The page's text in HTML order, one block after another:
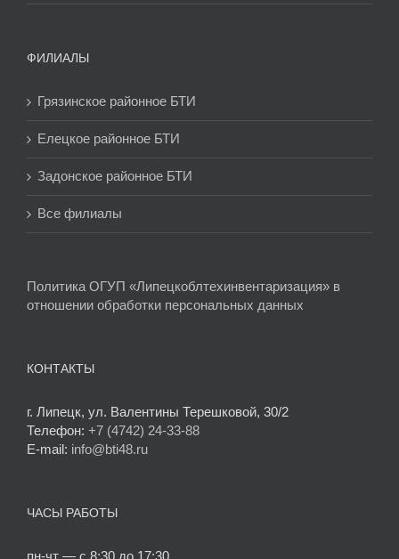
ФИЛИАЛЫ
Грязинское районное БТИ
Елецкое районное БТИ
Задонское районное БТИ
Все филиалы
Политика ОГУП «Липецкоблтехинвентаризация» в
отношении обработки персональных данных
КОНТАКТЫ
г. Липецк, ул. Валентины Терешковой, 30/2
Телефон: +7 (4742) 24-33-88
E-mail: info@bti48.ru
ЧАСЫ РАБОТЫ